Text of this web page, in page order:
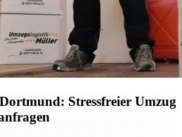
Stressfreier Umzug